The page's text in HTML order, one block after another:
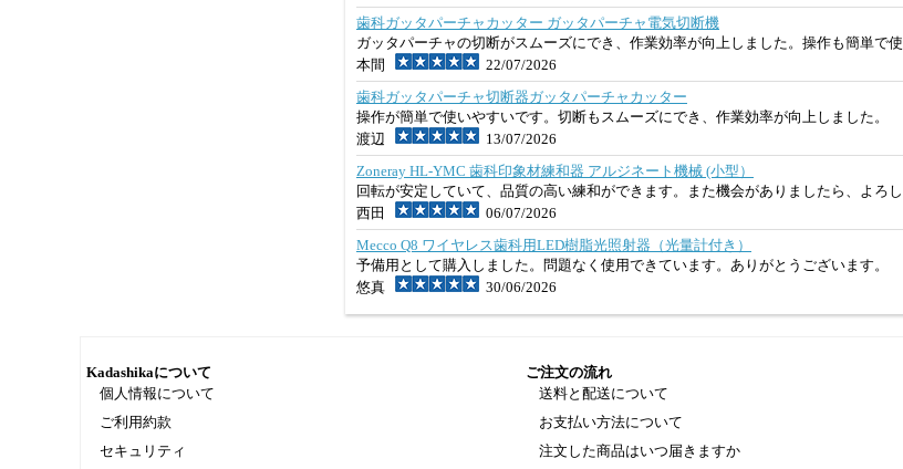
歯科ガッタパーチャカッター ガッタパーチャ電気切断機
ガッタパーチャの切断がスムーズにでき、作業効率が向上しました。操作も簡単で使
本間
22/07/2026
歯科ガッタパーチャ切断器ガッタパーチャカッター
操作が簡単で使いやすいです。切断もスムーズにでき、作業効率が向上しました。
渡辺
13/07/2026
Zoneray HL-YMC 歯科印象材練和器 アルジネート機械 (小型）
回転が安定していて、品質の高い練和ができます。また機会がありましたら、よろし
西田
06/07/2026
Mecco Q8 ワイヤレス歯科用LED樹脂光照射器（光量計付き）
予備用として購入しました。問題なく使用できています。ありがとうございます。
悠真
30/06/2026
Kadashikaについて
個人情報について
ご利用約款
セキュリティ
ご注文の流れ
送料と配送について
お支払い方法について
注文した商品はいつ届きますか